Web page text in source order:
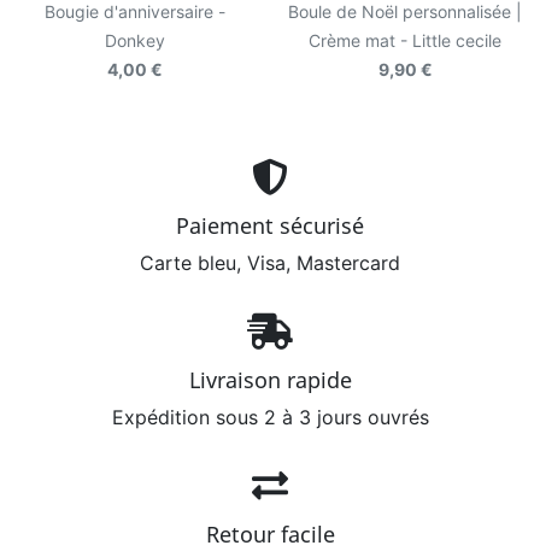
Bougie d'anniversaire -
Donkey
4,00 €
Boule de Noël personnalisée |
Crème mat - Little cecile
9,90 €
Paiement sécurisé
Carte bleu, Visa, Mastercard
Livraison rapide
Expédition sous 2 à 3 jours ouvrés
Retour facile